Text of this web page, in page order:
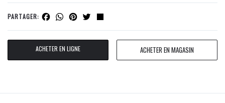
PARTAGER: Facebook
WhatsApp
Pinterest
Twitter
ACHETER EN LIGNE ACHETER EN MAGASIN